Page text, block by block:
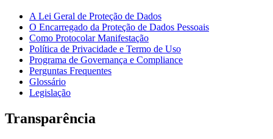
A Lei Geral de Proteção de Dados
O Encarregado da Proteção de Dados Pessoais
Como Protocolar Manifestação
Política de Privacidade e Termo de Uso
Programa de Governança e Compliance
Perguntas Frequentes
Glossário
Legislação
Transparência